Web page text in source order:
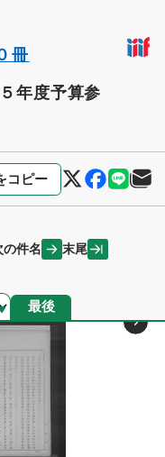
冊
年度予算参
コピー
の件名 末尾
最後